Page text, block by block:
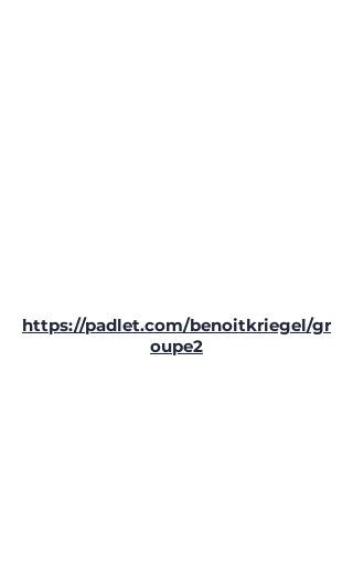
https://padlet.com/benoitkriegel/gr
oupe2